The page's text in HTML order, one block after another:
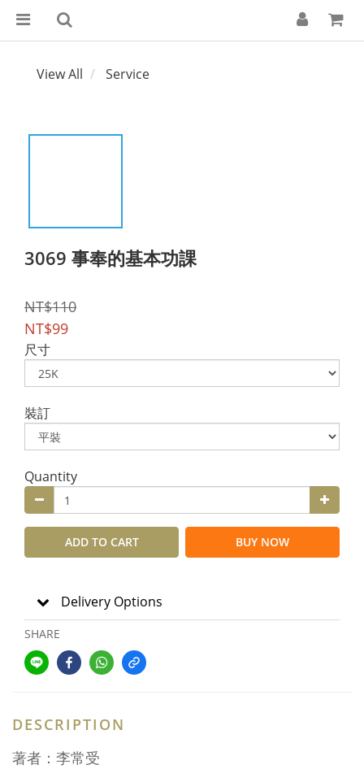
View All Service
3069 事奉的基本功課
NT$110
NT$99
尺寸
裝訂
Quantity
ADD TO CART BUY NOW
Delivery Options
SHARE
DESCRIPTION
著者：李常受